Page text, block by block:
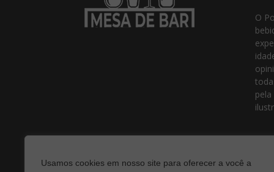
Usamos cookies em nosso site para oferecer a você a
O